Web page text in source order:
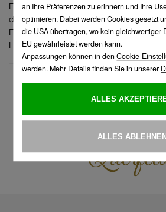
Freuen Sie sich z.B. auf unser
das feine Heidelbeer-Vanille Törtchen,
Fleck und - ganz NEU - die Himbeer-
Landtmann Kollektion!
zur Übersicht
Die erste Familie, die man sich